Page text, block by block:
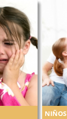
NIÑOS